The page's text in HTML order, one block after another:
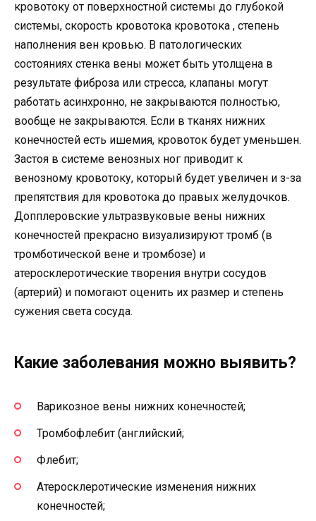
кровотоку от поверхностной системы до глубокой
системы, скорость кровотока кровотока , степень
наполнения вен кровью. В патологических
состояниях стенка вены может быть утолщена в
результате фиброза или стресса, клапаны могут
работать асинхронно, не закрываются полностью,
вообще не закрываются. Если в тканях нижних
конечностей есть ишемия, кровоток будет уменьшен.
Застоя в системе венозных ног приводит к
венозному кровотоку, который будет увеличен и з-за
препятствия для кровотока до правых желудочков.
Допплеровские ультразвуковые вены нижних
конечностей прекрасно визуализируют тромб (в
тромботической вене и тромбозе) и
атеросклеротические творения внутри сосудов
(артерий) и помогают оценить их размер и степень
сужения света сосуда.
Какие заболевания можно выявить?
Варикозное вены нижних конечностей;
Тромбофлебит (английский;
Флебит;
Атеросклеротические изменения нижних
конечностей;